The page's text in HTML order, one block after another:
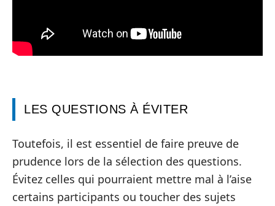
LES QUESTIONS À ÉVITER
Toutefois, il est essentiel de faire preuve de
prudence lors de la sélection des questions.
Évitez celles qui pourraient mettre mal à l’aise
certains participants ou toucher des sujets